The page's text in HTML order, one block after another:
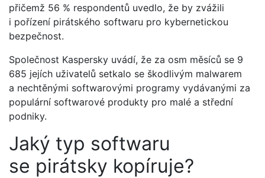
přičemž 56 % respondentů uvedlo, že by zvážili
i pořízení pirátského softwaru pro kybernetickou
bezpečnost.
Společnost Kaspersky uvádí, že za osm měsíců se 9
685 jejích uživatelů setkalo se škodlivým malwarem
a nechtěnými softwarovými programy vydávanými za
populární softwarové produkty pro malé a střední
podniky.
Jaký typ softwaru
se pirátsky kopíruje?